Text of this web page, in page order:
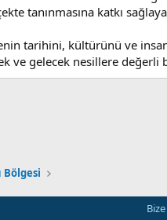
tanınmasına katkı
tarihini, kültürünü ve
gelecek nesillere değerli
Bölgesi